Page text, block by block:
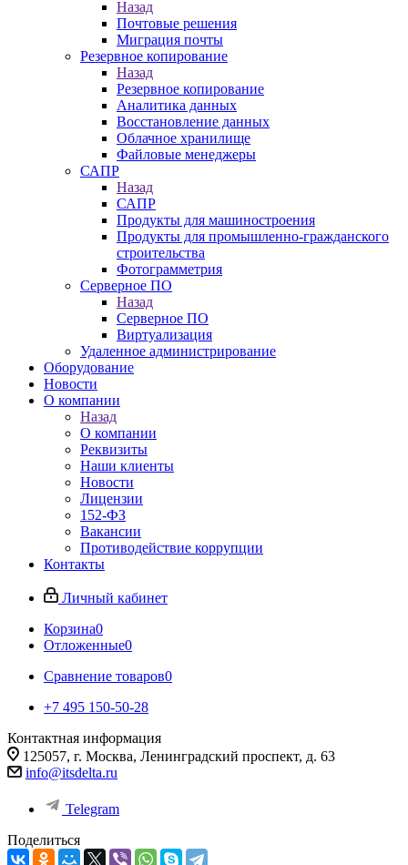
Назад
Почтовые решения
Миграция почты
Резервное копирование
Назад
Резервное копирование
Аналитика данных
Восстановление данных
Облачное хранилище
Файловые менеджеры
САПР
Назад
САПР
Продукты для машиностроения
Продукты для промышленно-гражданского
строительства
Фотограмметрия
Серверное ПО
Назад
Серверное ПО
Виртуализация
Удаленное администрирование
Оборудование
Новости
О компании
Назад
О компании
Реквизиты
Наши клиенты
Новости
Лицензии
152-ФЗ
Вакансии
Противодействие коррупции
Контакты
Личный кабинет
Корзина0
Отложенные0
Сравнение товаров0
+7 495 150-50-28
Контактная информация
125057, г. Москва, Ленинградский проспект, д. 63
info@itsdelta.ru
Telegram
Поделиться